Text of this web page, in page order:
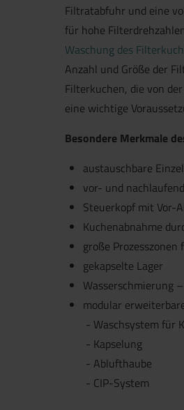
Filtratabfuhr und eine
für hohe
Waschung des
Anzahl und Größe der
Filterkuchen, die von
eine wichtige
Besondere Merkmale
austauschbare
vor- und
Steuerkopf mit Vor-
Kuchenabnahme
große Prozesszonen
gekapselte Lager
Wasserschmierung
modular
Waschsystem für
Kapselung
Ablufthaube
CIP-System
Jetzt